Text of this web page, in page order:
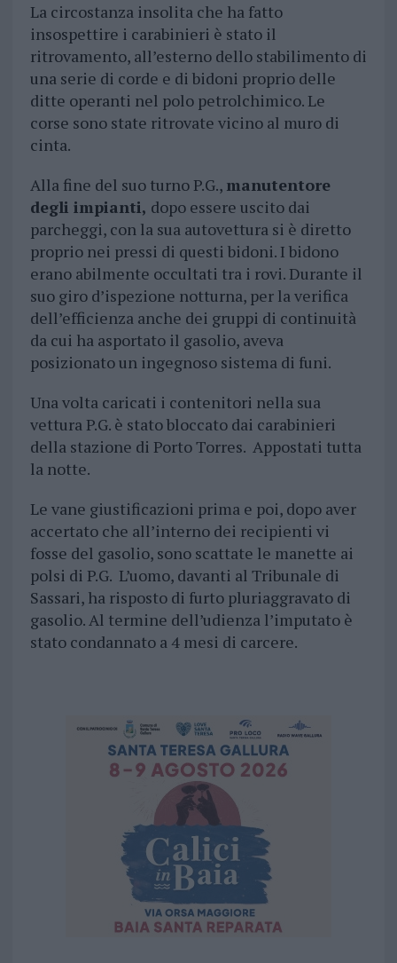
La circostanza insolita che ha fatto
insospettire i carabinieri è stato il
ritrovamento, all’esterno dello stabilimento di
una serie di corde e di bidoni proprio delle
ditte operanti nel polo petrolchimico. Le
corse sono state ritrovate vicino al muro di
cinta.
Alla fine del suo turno P.G., manutentore
degli impianti, dopo essere uscito dai
parcheggi, con la sua autovettura si è diretto
proprio nei pressi di questi bidoni. I bidono
erano abilmente occultati tra i rovi. Durante il
suo giro d’ispezione notturna, per la verifica
dell’efficienza anche dei gruppi di continuità
da cui ha asportato il gasolio, aveva
posizionato un ingegnoso sistema di funi.
Una volta caricati i contenitori nella sua
vettura P.G. è stato bloccato dai carabinieri
della stazione di Porto Torres. Appostati tutta
la notte.
Le vane giustificazioni prima e poi, dopo aver
accertato che all’interno dei recipienti vi
fosse del gasolio, sono scattate le manette ai
polsi di P.G. L’uomo, davanti al Tribunale di
Sassari, ha risposto di furto pluriaggravato di
gasolio. Al termine dell’udienza l’imputato è
stato condannato a 4 mesi di carcere.